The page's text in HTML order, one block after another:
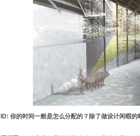
ID: 你的时间一般是怎么分配的？除了做设计闲暇